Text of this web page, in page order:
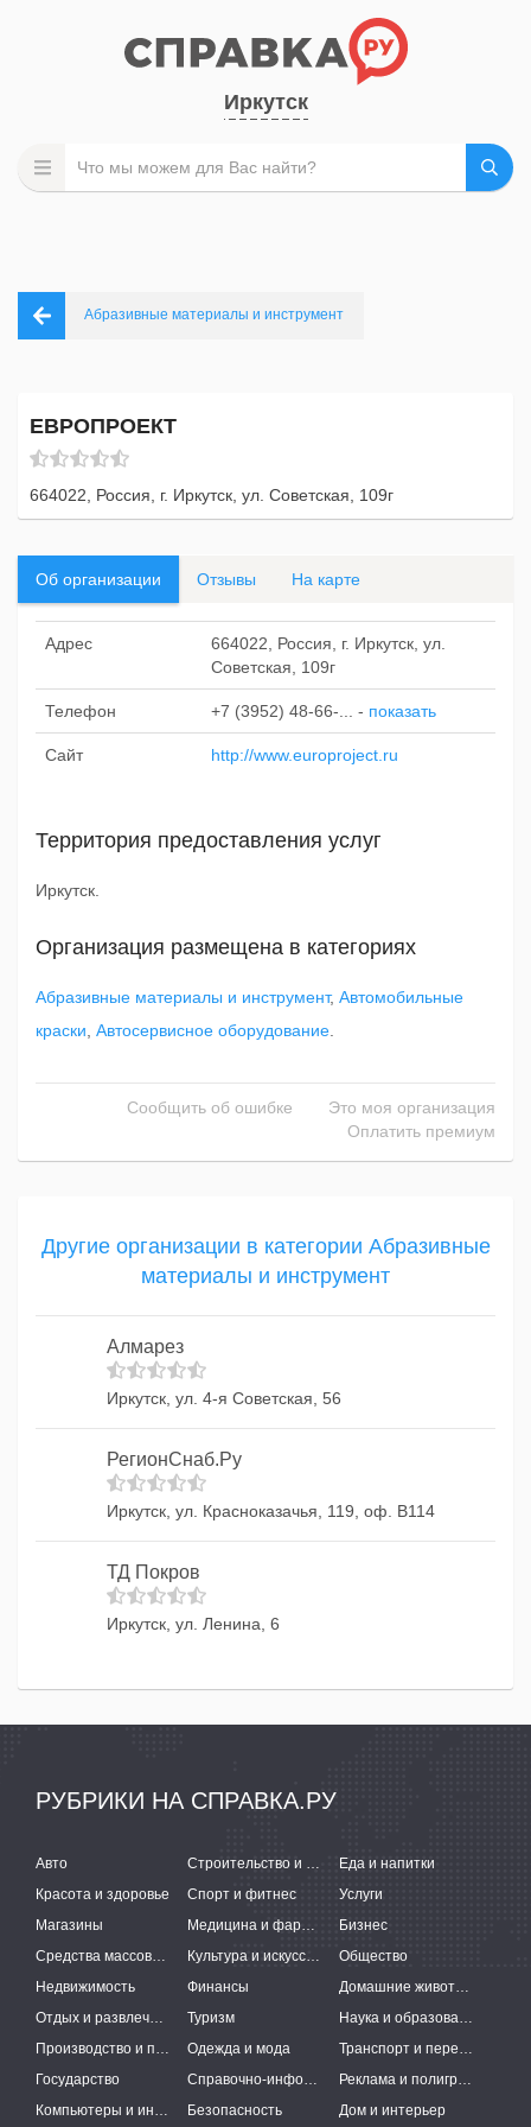
Иркутск
Абразивные материалы и инструмент
ЕВРОПРОЕКТ
664022, Россия, г. Иркутск, ул. Советская, 109г
Об организации Отзывы На карте
Адрес
664022, Россия, г. Иркутск, ул.
Советская, 109г
Телефон +7 (3952) 48-66-... - показать
Сайт http://www.europroject.ru
Территория предоставления услуг
Иркутск.
Организация размещена в категориях
Абразивные материалы и инструмент, Автомобильные
краски Автосервисное оборудование
Сообщить об ошибке
Это моя организация
Оплатить премиум
Другие организации в категории Абразивные
материалы и инструмент
Алмарез
Иркутск, ул. 4-я Советская, 56
РегионСнаб.Ру
Иркутск, ул. Красноказачья, 119, оф. В114
ТД Покров
Иркутск, ул. Ленина, 6
РУБРИКИ НА СПРАВКА.РУ
Авто Строительство и ремонт
Еда и напитки
Красота и здоровье
Спорт и фитнес
Услуги
Магазины
Медицина и фармацевтика
Бизнес
Средства массовой информации
Культура и искусство
Общество
Недвижимость
Финансы
Домашние животные
Отдых и развлечения
Туризм
Наука и образование
Производство и поставки
Одежда и мода
Транспорт и перевозки
Государство
Справочно-информационные системы
Реклама и полиграфия
Компьютеры и интернет
Безопасность Дом и интерьер